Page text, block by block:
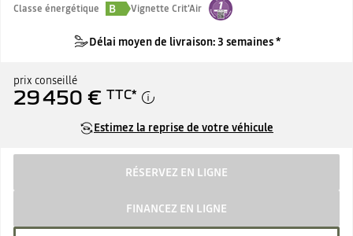
Classe énergétique
B Vignette Crit'Air
Délai moyen de livraison: 3 semaines *
prix conseillé
29 450 € TTC*
Estimez la reprise de votre véhicule
RÉSERVEZ EN LIGNE
FINANCEZ EN LIGNE